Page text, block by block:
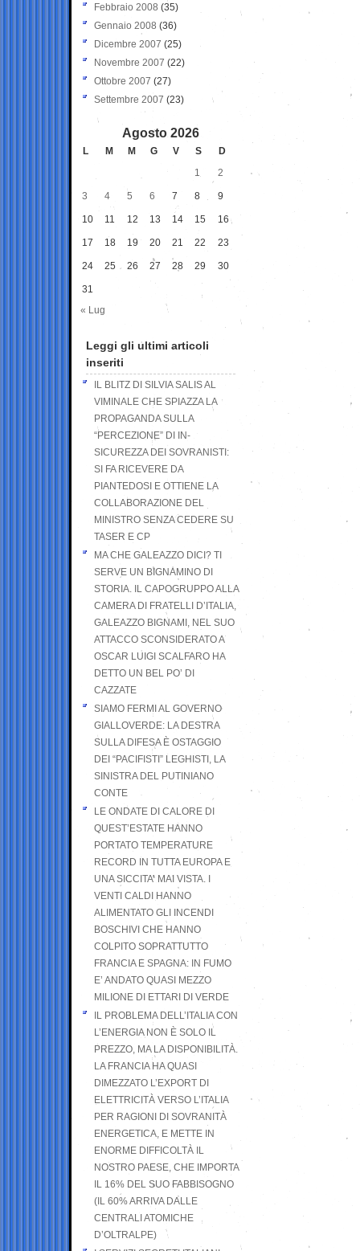
Febbraio 2008 (35)
Gennaio 2008 (36)
Dicembre 2007 (25)
Novembre 2007 (22)
Ottobre 2007 (27)
Settembre 2007 (23)
Agosto 2026
L M M G V S
D
1
2
3 4 5 6 7 8 9
10 11 12 13 14 15 16
17 18 19 20 21 22 23
24 25 26 27 28 29 30
31
« Lug
Leggi gli ultimi articoli
inseriti
IL BLITZ DI SILVIA SALIS AL
VIMINALE CHE SPIAZZA LA
PROPAGANDA SULLA
“PERCEZIONE” DI IN-
SICUREZZA DEI SOVRANISTI:
SI FA RICEVERE DA
PIANTEDOSI E OTTIENE LA
COLLABORAZIONE DEL
MINISTRO SENZA CEDERE SU
TASER E CP
MA CHE GALEAZZO DICI? TI
SERVE UN BIGNAMINO DI
STORIA. IL CAPOGRUPPO ALLA
CAMERA DI FRATELLI D’ITALIA,
GALEAZZO BIGNAMI, NEL SUO
ATTACCO SCONSIDERATO A
OSCAR LUIGI SCALFARO HA
DETTO UN BEL PO’ DI
CAZZATE
SIAMO FERMI AL GOVERNO
GIALLOVERDE: LA DESTRA
SULLA DIFESA È OSTAGGIO
DEI “PACIFISTI” LEGHISTI, LA
SINISTRA DEL PUTINIANO
CONTE
LE ONDATE DI CALORE DI
QUEST’ESTATE HANNO
PORTATO TEMPERATURE
RECORD IN TUTTA EUROPA E
UNA SICCITA’ MAI VISTA. I
VENTI CALDI HANNO
ALIMENTATO GLI INCENDI
BOSCHIVI CHE HANNO
COLPITO SOPRATTUTTO
FRANCIA E SPAGNA: IN FUMO
E’ ANDATO QUASI MEZZO
MILIONE DI ETTARI DI VERDE
IL PROBLEMA DELL’ITALIA CON
L’ENERGIA NON È SOLO IL
PREZZO, MA LA DISPONIBILITÀ.
LA FRANCIA HA QUASI
DIMEZZATO L’EXPORT DI
ELETTRICITÀ VERSO L’ITALIA
PER RAGIONI DI SOVRANITÀ
ENERGETICA, E METTE IN
ENORME DIFFICOLTÀ IL
NOSTRO PAESE, CHE IMPORTA
IL 16% DEL SUO FABBISOGNO
(IL 60% ARRIVA DALLE
CENTRALI ATOMICHE
D’OLTRALPE)